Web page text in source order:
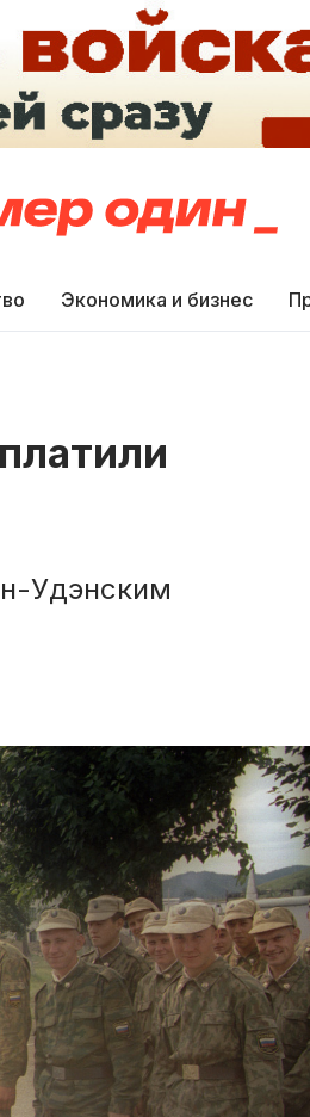
Экономика и бизнес
Удэнским